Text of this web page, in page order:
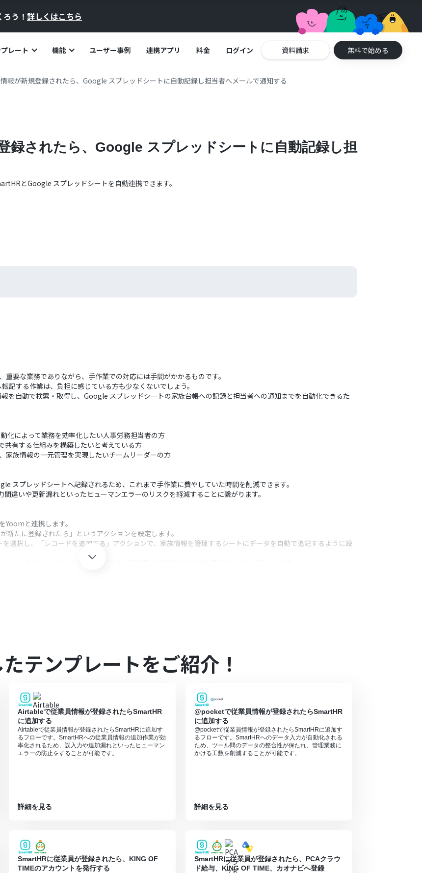
う！ 詳しくはこちら
レート 機能 ユーザー事例 連携アプリ 料金 ログイン 資料請求 無料で始める
報が新規登録されたら、Google スプレッドシートに自動記録し担当者へメールで通知する
録されたら、Google スプレッドシートに自動記録し担
とGoogle スプレッドシートを自動連携できます。
要な業務でありながら、手作業での対応には手間がかかるものです。
する作業は、負担に感じている方も少なくないでしょう。
を自動で検索・取得し、Google スプレッドシートの家族台帳への記録と担当者への通知までを自動化できるた
化によって業務を効率化したい人事労務担当者の方
有する仕組みを構築したいと考えている方
族情報の一元管理を実現したいチームリーダーの方
スプレッドシートへ記録されるため、これまで手作業に費やしていた時間を削減できます。
違いや更新漏れといったヒューマンエラーのリスクを軽減することに繋がります。
と連携します。
たに登録されたら」というアクションを設定します。
選択し、「レコードを追加する」アクションで、家族情報を管理するシートにデータを自動で追記するように設
Yoomを連携してください。
テンプレートをご紹介！
Airtableで従業員情報が登録されたらSmartHR
に追加する
Airtableで従業員情報が登録されたらSmartHRに追加す
るフローです。SmartHRへの従業員情報の追加作業が効
率化されるため、誤入力や追加漏れといったヒューマン
エラーの防止をすることが可能です。
詳細を見る
@pocketで従業員情報が登録されたらSmartHR
に追加する
@pocketで従業員情報が登録されたらSmartHRに追加す
るフローです。SmartHRへのデータ入力が自動化される
ため、ツール間のデータの整合性が保たれ、管理業務に
かける工数を削減することが可能です。
詳細を見る
SmartHRに従業員が登録されたら、KING OF
TIMEのアカウントを発行する
SmartHRに従業員が登録されたら、PCAクラウ
ド給与、KING OF TIME、カオナビへ登録